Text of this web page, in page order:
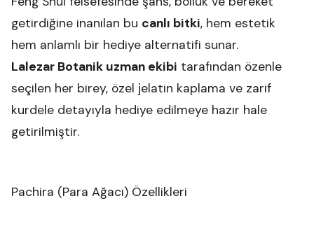
getirdiğine inanılan bu canlı bitki, hem estetik
hem anlamlı bir hediye alternatifi sunar.
Lalezar Botanik uzman ekibi tarafından özenle
seçilen her birey, özel jelatin kaplama ve zarif
kurdele detayıyla hediye edilmeye hazır hale
getirilmiştir.
Pachira (Para Ağacı) Özellikleri